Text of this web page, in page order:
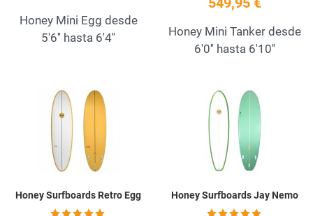
Honey Mini Egg desde
5'6'' hasta 6'4''
Honey Mini Tanker desde
6'0'' hasta 6'10''
Add to Wishlist
Honey Surfboards Retro Egg Honey Surfboards Jay Nemo